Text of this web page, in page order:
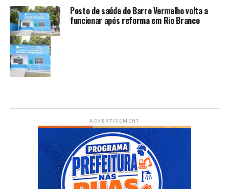
Posto de saúde do Barro Vermelho volta a
funcionar após reforma em Rio Branco
ADVERTISEMENT